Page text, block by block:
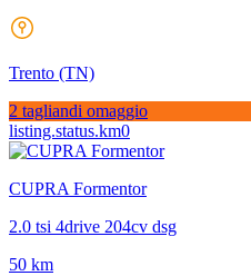
Trento (TN)
2 tagliandi omaggio
listing.status.km0
CUPRA Formentor
2.0 tsi 4drive 204cv dsg
50 km